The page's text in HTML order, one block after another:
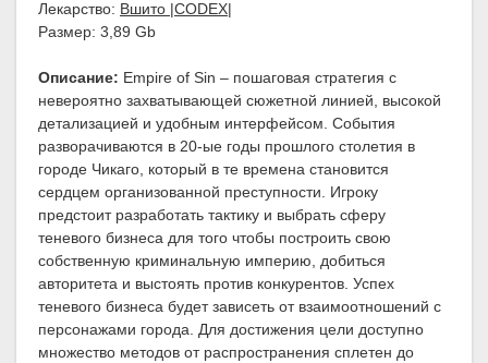
Лекарство: Вшито |CODEX|
Размер: 3,89 Gb
Описание: Empire of Sin – пошаговая стратегия с
невероятно захватывающей сюжетной линией, высокой
детализацией и удобным интерфейсом. События
разворачиваются в 20-ые годы прошлого столетия в
городе Чикаго, который в те времена становится
сердцем организованной преступности. Игроку
предстоит разработать тактику и выбрать сферу
теневого бизнеса для того чтобы построить свою
собственную криминальную империю, добиться
авторитета и выстоять против конкурентов. Успех
теневого бизнеса будет зависеть от взаимоотношений с
персонажами города. Для достижения цели доступно
множество методов от распространения сплетен до